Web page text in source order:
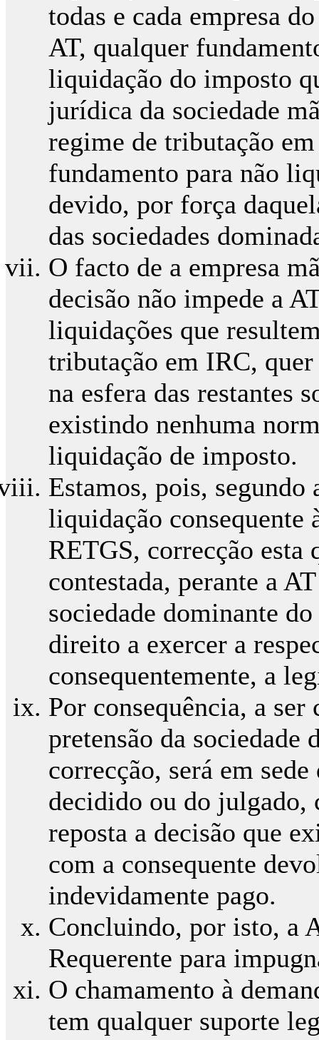
todas e cada empresa
AT, qualquer
liquidação do imposto
jurídica da sociedade
regime de tributação
fundamento para não
devido, por força
das sociedades
O facto de a empresa
decisão não impede a
liquidações que
tributação em IRC, quer
na esfera das restantes
existindo nenhuma
liquidação de imposto.
Estamos, pois, segundo
liquidação consequente
RETGS, correcção esta
contestada, perante a
sociedade dominante
direito a exercer a
consequentemente, a
Por consequência, a
pretensão da sociedade
correcção, será em
decidido ou do julgado,
reposta a decisão que
com a consequente
indevidamente pago.
Concluindo, por isto, a
Requerente para
O chamamento à
tem qualquer suporte